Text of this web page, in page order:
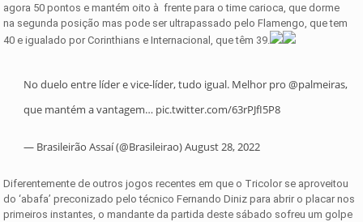
agora 50 pontos e mantém oito à frente para o time carioca, que dorme
na segunda posição mas pode ser ultrapassado pelo Flamengo, que tem
40 e igualado por Corinthians e Internacional, que têm 39.
No duelo entre líder e vice-líder, tudo igual. Melhor pro@palmeiras,
que mantém a vantagem… pic.twitter.com/63rPJfI5P8
— Brasileirão Assaí (@Brasileirao)August 28, 2022
Diferentemente de outros jogos recentes em que o Tricolor se aproveitou
do ‘abafa’ preconizado pelo técnico Fernando Diniz para abrir o placar nos
primeiros instantes, o mandante da partida deste sábado sofreu um golpe